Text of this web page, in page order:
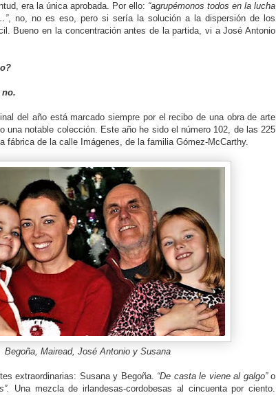
era la única aprobada. Por ello: “agrupémonos todos en la lucha
, no, no es eso, pero si sería la solución a la dispersión de los
Bueno en la concentración antes de la partida, vi a José Antonio
no.
del año está marcado siempre por el recibo de una obra de arte
una notable colección. Este año he sido el número 102, de las 225
fábrica de la calle Imágenes, de la familia Gómez-McCarthy.
Begoña, Mairead, José Antonio y Susana
extraordinarias: Susana y Begoña. “De casta le viene al galgo”o
Una mezcla de irlandesas-cordobesas al cincuenta por ciento.